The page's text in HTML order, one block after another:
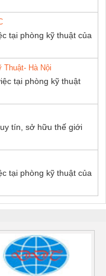
tại phòng kỹ thuật của
Thuật- Hà Nội
tại phòng kỹ thuật
tín, sở hữu thế giới
tại phòng kỹ thuật của